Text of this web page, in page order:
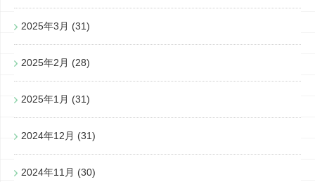
2025年3月 (31)
2025年2月 (28)
2025年1月 (31)
2024年12月 (31)
2024年11月 (30)